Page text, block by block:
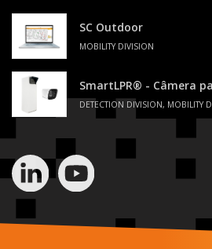
SC Outdoor
MOBILITY DIVISION
SmartLPR® - Câmera
DETECTION DIVISION, MOBILITY